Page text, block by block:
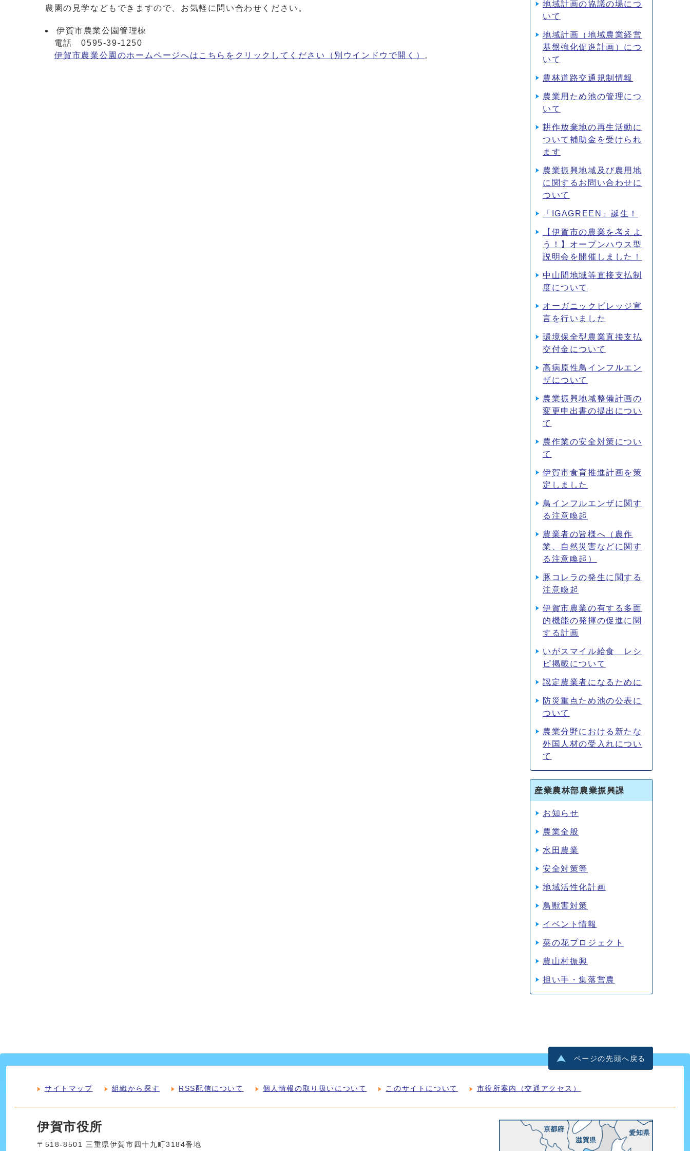
農園の見学などもできますので、お気軽に問い合わせください。
伊賀市農業公園管理棟
電話 0595-39-1250
伊賀市農業公園のホームページへはこちらをクリックしてください
（別ウインドウで開く） 。
地域計画の協議の場につ
いて
地域計画（地域農業経営
基盤強化促進計画）につ
いて
農林道路交通規制情報
農業用ため池の管理につ
いて
耕作放棄地の再生活動に
ついて補助金を受けられ
ます
農業振興地域及び農用地
に関するお問い合わせに
ついて
「IGAGREEN」誕生！
【伊賀市の農業を考えよ
う！】オープンハウス型
説明会を開催しました！
中山間地域等直接支払制
度について
オーガニックビレッジ宣
言を行いました
環境保全型農業直接支払
交付金について
高病原性鳥インフルエン
ザについて
農業振興地域整備計画の
変更申出書の提出につい
て
農作業の安全対策につい
て
伊賀市食育推進計画を策
定しました
鳥インフルエンザに関す
る注意喚起
農業者の皆様へ（農作
業、自然災害などに関す
る注意喚起）
豚コレラの発生に関する
注意喚起
伊賀市農業の有する多面
的機能の発揮の促進に関
する計画
いがスマイル給食 レシ
ピ掲載について
認定農業者になるために
防災重点ため池の公表に
ついて
農業分野における新たな
外国人材の受入れについ
て
産業農林部農業振興課
お知らせ
農業全般
水田農業
安全対策等
地域活性化計画
鳥獣害対策
イベント情報
菜の花プロジェクト
農山村振興
担い手・集落営農
ページの先頭へ戻る
サイトマップ 組織から探す RSS配信について 個人情報の取り扱いについて このサイトについて 市役所案内（交通アクセス）
伊賀市役所
〒518-8501 三重県伊賀市四十九町3184番地